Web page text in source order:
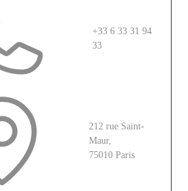
+33 6 33 31 94
33
212 rue Saint-
Maur,
75010 Paris